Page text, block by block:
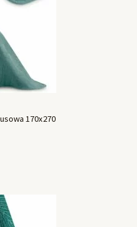
170x270